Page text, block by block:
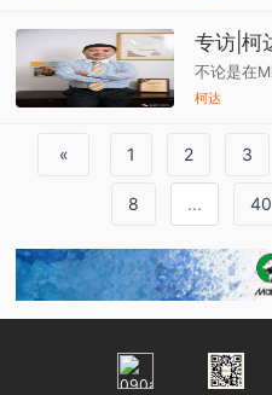
柯达
« 1 2 3
8 ... 40